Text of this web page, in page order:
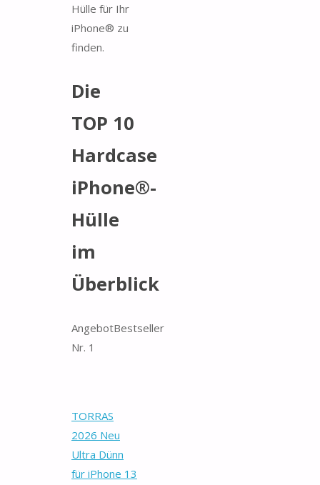
Hülle für Ihr
iPhone® zu
finden.
Die
TOP 10
Hardcase
iPhone®-
Hülle
im
Überblick
AngebotBestseller
Nr. 1
TORRAS
2026 Neu
Ultra Dünn
für iPhone 13